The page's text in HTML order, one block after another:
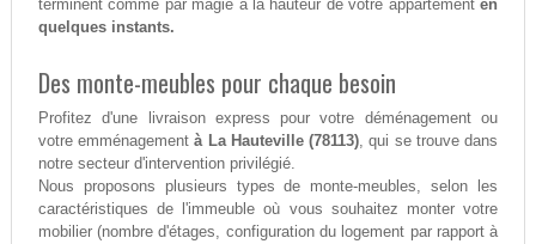
terminent comme par magie à la hauteur de votre appartementen
quelques instants.
Des monte-meubles pour chaque besoin
Profitez d'une livraison express pour votre déménagement ou
votre emménagementà La Hauteville (78113), qui se trouve dans
notre secteur d'intervention privilégié.
Nous proposons plusieurs types de monte-meubles, selon les
caractéristiques de l'immeuble où vous souhaitez monter votre
mobilier (nombre d'étages, configuration du logement par rapport à